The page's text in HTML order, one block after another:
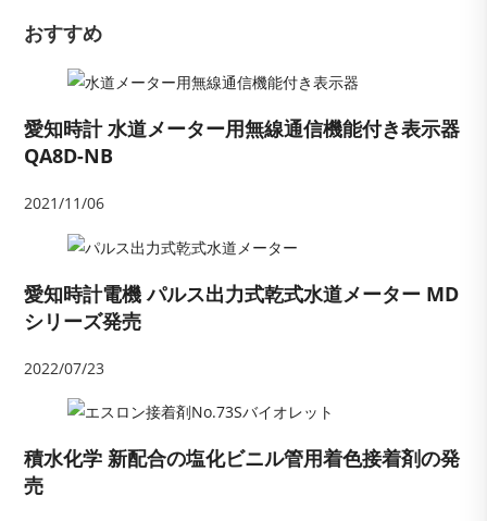
ト:
ゴ
リ
おすすめ
愛知時計 水道メーター用無線通信機能付き表示器
QA8D-NB
2021/11/06
愛知時計電機 パルス出力式乾式水道メーター MD
シリーズ発売
2022/07/23
積水化学 新配合の塩化ビニル管用着色接着剤の発
売